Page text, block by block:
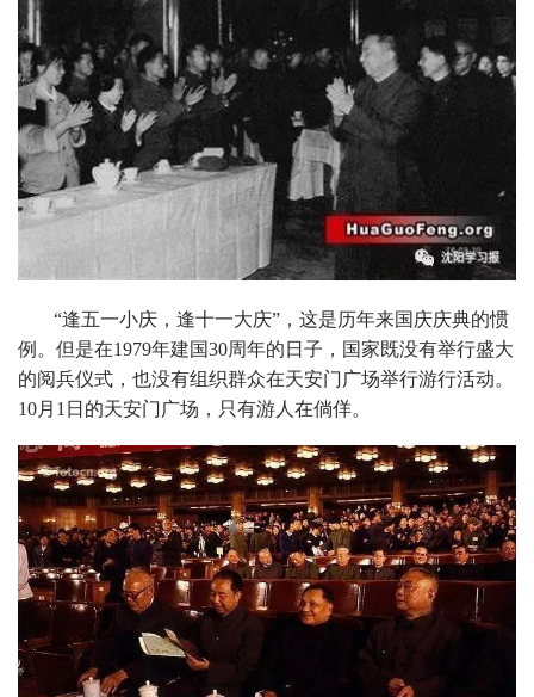
“逢五一小庆，逢十一大庆”，这是历年来国庆庆典的惯
例。但是在1979年建国30周年的日子，国家既没有举行盛大
的阅兵仪式，也没有组织群众在天安门广场举行游行活动。
10月1日的天安门广场，只有游人在倘佯。